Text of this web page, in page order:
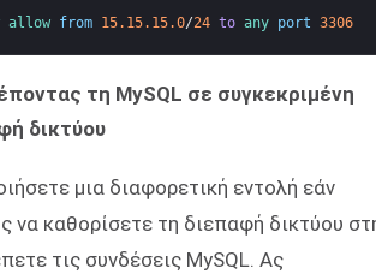
allow from 15.15.15.0/24 to any port 3306
τη MySQL σε συγκεκριμένη
δικτύου
μια διαφορετική εντολή εάν
να καθορίσετε τη διεπαφή δικτύου
τις συνδέσεις MySQL. Ας